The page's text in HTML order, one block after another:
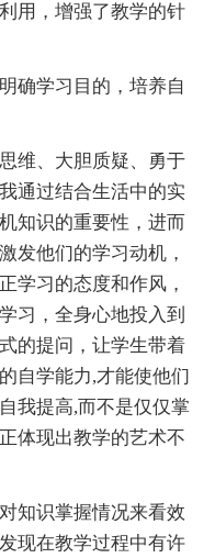
用，增强了教学的针
确学习目的，培养自
维、大胆质疑、勇于
通过结合生活中的实
知识的重要性，进而
发他们的学习动机，
学习的态度和作风，
习，全身心地投入到
的提问，让学生带着
自学能力,才能使他们
我提高,而不是仅仅掌
体现出教学的艺术不
知识掌握情况来看效
现在教学过程中有许